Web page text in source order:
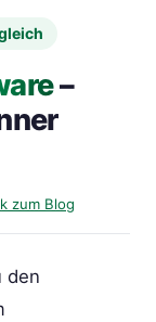
–
zum Blog
den